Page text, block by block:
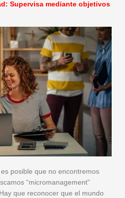
Supervisa mediante objetivos
posible que no encontremos
“micromanagement”
que reconocer que el mundo